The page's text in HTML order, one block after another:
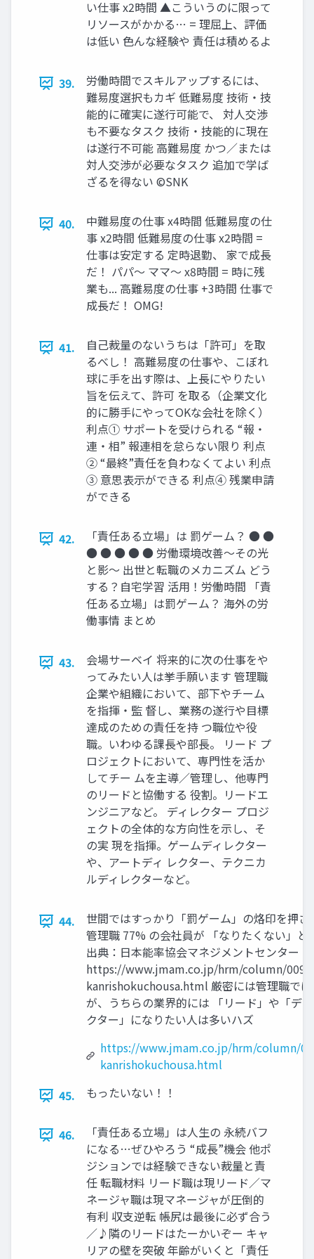
い仕事 x2時間 ▲こういうのに限って
リソースがかかる… = 理屈上、評価
は低い 色んな経験や 責任は積めるよ
39.
労働時間でスキルアップするには、
難易度選択もカギ 低難易度 技術・技
能的に確実に遂行可能で、 対人交渉
も不要なタスク 技術・技能的に現在
は遂行不可能 高難易度 かつ／または
対人交渉が必要なタスク 追加で学ば
ざるを得ない ©SNK
40.
中難易度の仕事 x4時間 低難易度の仕
事 x2時間 低難易度の仕事 x2時間 =
仕事は安定する 定時退勤、 家で成長
だ！ パパ～ ママ～ x8時間 = 時に残
業も... 高難易度の仕事 +3時間 仕事で
成長だ！ OMG!
41.
自己裁量のないうちは「許可」を取
るべし！ 高難易度の仕事や、こぼれ
球に手を出す際は、上長にやりたい
旨を伝えて、許可 を取る（企業文化
的に勝手にやってOKな会社を除く）
利点① サポートを受けられる “報・
連・相” 報連相を怠らない限り 利点
② “最終”責任を負わなくてよい 利点
③ 意思表示ができる 利点④ 残業申請
ができる
42.
「責任ある立場」は 罰ゲーム？ ● ●
● ● ● ● ● 労働環境改善～その光
と影～ 出世と転職のメカニズム どう
する？自宅学習 活用！労働時間 「責
任ある立場」は罰ゲーム？ 海外の労
働事情 まとめ
43.
会場サーベイ 将来的に次の仕事をや
ってみたい人は挙手願います 管理職
企業や組織において、部下やチーム
を指揮・監 督し、業務の遂行や目標
達成のための責任を持 つ職位や役
職。いわゆる課長や部長。 リード プ
ロジェクトにおいて、専門性を活か
してチー ムを主導／管理し、他専門
のリードと協働する 役割。リードエ
ンジニアなど。 ディレクター プロジ
ェクトの全体的な方向性を示し、そ
の実 現を指揮。ゲームディレクター
や、アートディ レクター、テクニカ
ルディレクターなど。
44.
世間ではすっかり「罰ゲーム」の烙印を押さ
管理職 77% の会社員が 「なりたくない」と
出典：日本能率協会マネジメントセンター
https://www.jmam.co.jp/hrm/column/
kanrishokuchousa.html 厳密には管理職で
が、うちらの業界的には 「リード」や「デ
クター」になりたい人は多いハズ
https://www.jmam.co.jp/hrm/column/
kanrishokuchousa.html
45.
もったいない！！
46.
「責任ある立場」は人生の 永続バフ
になる…ぜひやろう “成長”機会 他ポ
ジションでは経験できない裁量と責
任 転職材料 リード職は現リード／マ
ネージャ職は現マネージャが圧倒的
有利 収支逆転 帳尻は最後に必ず合う
／♪隣のリードはたーかいぞー キャ
リアの壁を突破 年齢がいくと「責任